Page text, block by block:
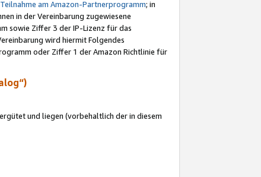
am Amazon-Partnerprogramm; in
in der Vereinbarung zugewiesene
sowie Ziffer 3 der IP-Lizenz für das
wird hiermit Folgendes
oder Ziffer 1 der Amazon Richtlinie für
und liegen (vorbehaltlich der in diesem